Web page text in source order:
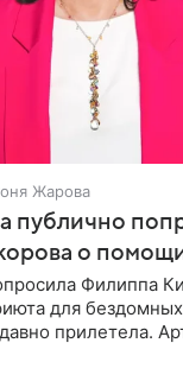
Жарова
публично
о
Филиппа
для
прилетела.